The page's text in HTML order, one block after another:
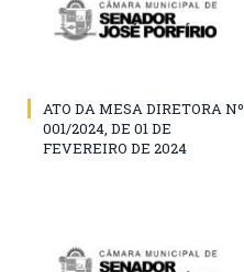
ATO DA MESA DIRETORA Nº
001/2024, DE 01 DE
FEVEREIRO DE 2024